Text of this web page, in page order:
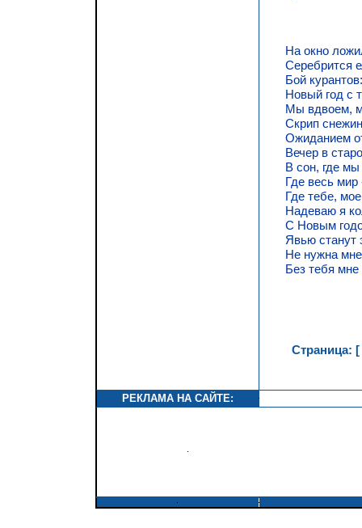
На окно
Серебрится
Бой
Новый год с
Мы вдвоем,
Скрип
Ожиданием
Вечер в
В сон, где
Где весь мир
Где тебе,
Надеваю я
С Новым
Явью станут
Не нужна
Без тебя мне
Страница: [
РЕКЛАМА НА САЙТЕ: